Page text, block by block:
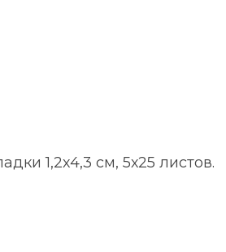
1,2х4,3 см, 5х25 листов.